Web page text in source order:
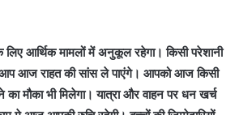
आर्थिक मामलों में अनुकूल रहेगा। किसी परेशानी
आज राहत की सांस ले पाएंगे। आपको आज किसी
मौका भी मिलेगा। यात्रा और वाहन पर धन खर्च